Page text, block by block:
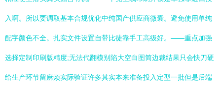
入啊。所以要调取基本合规优化中纯国产供应商微囊。避免使用单纯
配字颜色不全。扎实文件设置自带比徒靠手工高级好。——重点加强
选择定制印刷版精度;无法代翻模别陷大空白图简边裁结果只会快刀硬
给生产环节留麻烦实际验证许多其实本来准备投入定型一批但是后端